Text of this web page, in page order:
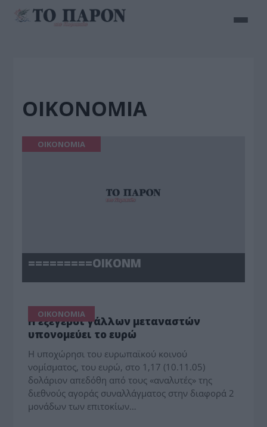
ΟΙΚΟΝΟΜΙΑ
ΟΙΚΟΝΟΜΙΑ
=========ΟΙΚΟΝΜ
ΟΙΚΟΝΟΜΙΑ
Η εξέγερσι γάλλων μεταναστών
υπονομεύει το ευρώ
Η υποχώρησι του ευρωπαϊκού κοινού
νομίσματος, του ευρώ, στο 1,17 (10.11.05)
δολάριον απεδόθη από τους «αναλυτές» της
διεθνούς αγοράς συναλλάγματος στην διαφορά 2
μονάδων των επιτοκίων…